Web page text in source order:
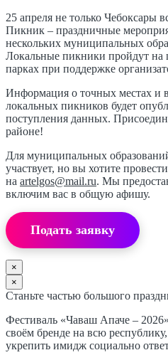
25 апреля не только Чебоксары
Пикник – праздничные
нескольких муниципальных
Локальные пикники пройдут на
парках при поддержке
Информация о точных местах и
локальных пикников будет
поступления данных.
районе!
Для муниципальных
участвует, но вы хотите
на artelgos@mail.ru. Мы
включим вас в общую афишу.
Подать заявку
×
×
Станьте частью большого
Фестиваль «Чаваш Апаче –
своём бренде на всю
укрепить имидж социально